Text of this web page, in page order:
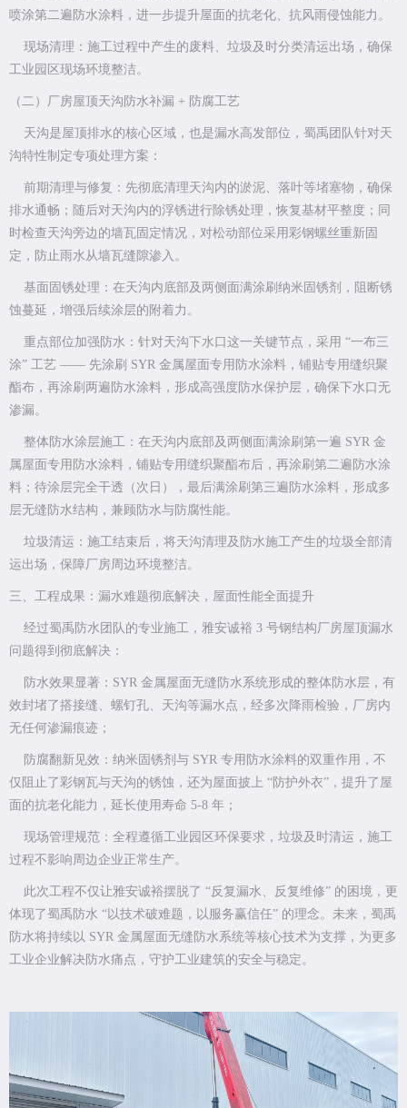
喷涂第二遍防水涂料，进一步提升屋面的抗老化、抗风雨侵蚀能力。
现场清理：施工过程中产生的废料、垃圾及时分类清运出场，确保
工业园区现场环境整洁。
（二）厂房屋顶天沟防水补漏 + 防腐工艺
天沟是屋顶排水的核心区域，也是漏水高发部位，蜀禹团队针对天
沟特性制定专项处理方案：
前期清理与修复：先彻底清理天沟内的淤泥、落叶等堵塞物，确保
排水通畅；随后对天沟内的浮锈进行除锈处理，恢复基材平整度；同
时检查天沟旁边的墙瓦固定情况，对松动部位采用彩钢螺丝重新固
定，防止雨水从墙瓦缝隙渗入。
基面固锈处理：在天沟内底部及两侧面满涂刷纳米固锈剂，阻断锈
蚀蔓延，增强后续涂层的附着力。
重点部位加强防水：针对天沟下水口这一关键节点，采用 “一布三
涂” 工艺 —— 先涂刷 SYR 金属屋面专用防水涂料，铺贴专用缝织聚
酯布，再涂刷两遍防水涂料，形成高强度防水保护层，确保下水口无
渗漏。
整体防水涂层施工：在天沟内底部及两侧面满涂刷第一遍 SYR 金
属屋面专用防水涂料，铺贴专用缝织聚酯布后，再涂刷第二遍防水涂
料；待涂层完全干透（次日），最后满涂刷第三遍防水涂料，形成多
层无缝防水结构，兼顾防水与防腐性能。
垃圾清运：施工结束后，将天沟清理及防水施工产生的垃圾全部清
运出场，保障厂房周边环境整洁。
三、工程成果：漏水难题彻底解决，屋面性能全面提升
经过蜀禹防水团队的专业施工，雅安诚裕 3 号钢结构厂房屋顶漏水
问题得到彻底解决：
防水效果显著：SYR 金属屋面无缝防水系统形成的整体防水层，有
效封堵了搭接缝、螺钉孔、天沟等漏水点，经多次降雨检验，厂房内
无任何渗漏痕迹；
防腐翻新见效：纳米固锈剂与 SYR 专用防水涂料的双重作用，不
仅阻止了彩钢瓦与天沟的锈蚀，还为屋面披上 “防护外衣”，提升了屋
面的抗老化能力，延长使用寿命 5-8 年；
现场管理规范：全程遵循工业园区环保要求，垃圾及时清运，施工
过程不影响周边企业正常生产。
此次工程不仅让雅安诚裕摆脱了 “反复漏水、反复维修” 的困境，更
体现了蜀禹防水 “以技术破难题，以服务赢信任” 的理念。未来，蜀禹
防水将持续以 SYR 金属屋面无缝防水系统等核心技术为支撑，为更多
工业企业解决防水痛点，守护工业建筑的安全与稳定。